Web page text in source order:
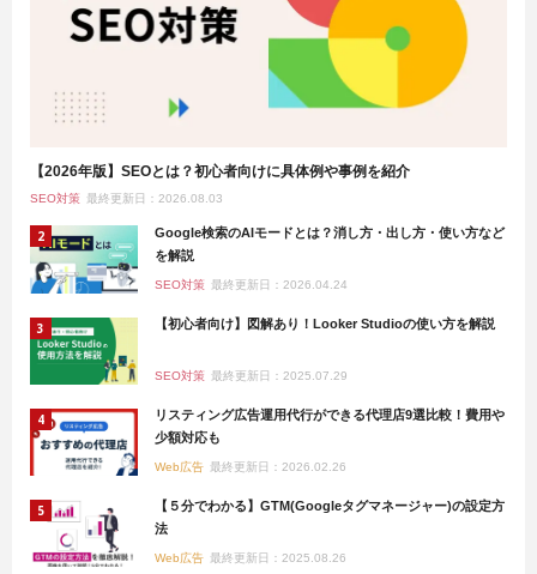
【2026年版】SEOとは？初心者向けに具体例や事例を紹介
SEO対策 最終更新日：2026.08.03
Google検索のAIモードとは？消し方・出し方・使い方など
を解説
SEO対策 最終更新日：2026.04.24
【初心者向け】図解あり！Looker Studioの使い方を解説
SEO対策 最終更新日：2025.07.29
リスティング広告運用代行ができる代理店9選比較！費用や
少額対応も
Web広告 最終更新日：2026.02.26
【５分でわかる】GTM(Googleタグマネージャー)の設定方
法
Web広告 最終更新日：2025.08.26